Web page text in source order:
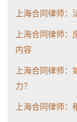
上海合同律师
上海合同律师
内容
上海合同律师
力？
上海合同律师：